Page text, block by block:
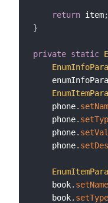
return item;
}
private static
    phone
.
    phone
.
    phone
.
    phone
.
    book
. setName
    book
. setType